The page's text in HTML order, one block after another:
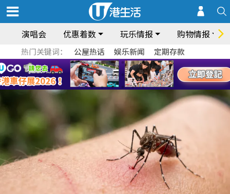
演唱会 优惠着数 玩乐情报 购物情报
热门关键词： 公屋热话 娱乐新闻 定期存款